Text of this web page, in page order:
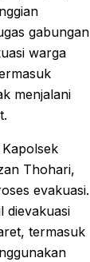
gabungan
warga
menjalani
Thohari,
evakuasi.
dievakuasi
termasuk